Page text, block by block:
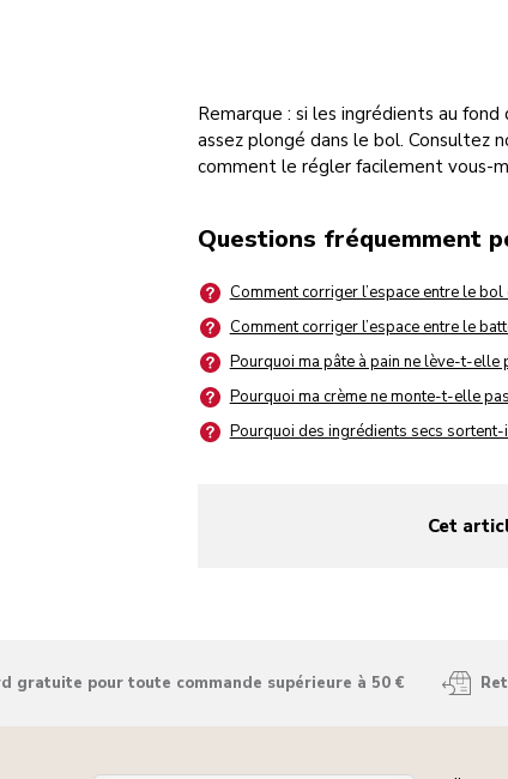
Remarque : si les ingrédients au
assez plongé dans le bol. Consultez
comment le régler facilement vous-
Questions fréquemment
Comment corriger l’espace entre le
Comment corriger l’espace entre le
Pourquoi ma pâte à pain ne lève-t-elle
Pourquoi ma crème ne monte-t-elle
Pourquoi des ingrédients secs
Cet
yes
no
gratuite pour toute commande supérieure à 50 €